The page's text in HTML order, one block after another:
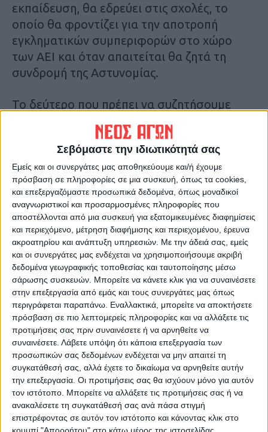
Σεβόμαστε την ιδιωτικότητά σας
Εμείς και οι συνεργάτες μας αποθηκεύουμε και/ή έχουμε
πρόσβαση σε πληροφορίες σε μια συσκευή, όπως τα cookies,
και επεξεργαζόμαστε προσωπικά δεδομένα, όπως μοναδικοί
αναγνωριστικοί και προσαρμοσμένες πληροφορίες που
αποστέλλονται από μια συσκευή για εξατομικευμένες διαφημίσεις
και περιεχόμενο, μέτρηση διαφήμισης και περιεχομένου, έρευνα
ακροατηρίου και ανάπτυξη υπηρεσιών. Με την άδειά σας, εμείς
και οι συνεργάτες μας ενδέχεται να χρησιμοποιήσουμε ακριβή
δεδομένα γεωγραφικής τοποθεσίας και ταυτοποίησης μέσω
σάρωσης συσκευών. Μπορείτε να κάνετε κλικ για να συναινέσετε
στην επεξεργασία από εμάς και τους συνεργάτες μας όπως
περιγράφεται παραπάνω. Εναλλακτικά, μπορείτε να αποκτήσετε
πρόσβαση σε πιο λεπτομερείς πληροφορίες και να αλλάξετε τις
προτιμήσεις σας πριν συναινέσετε ή να αρνηθείτε να
συναινέσετε. Λάβετε υπόψη ότι κάποια επεξεργασία των
προσωπικών σας δεδομένων ενδέχεται να μην απαιτεί τη
συγκατάθεσή σας, αλλά έχετε το δικαίωμα να αρνηθείτε αυτήν
την επεξεργασία. Οι προτιμήσεις σας θα ισχύουν μόνο για αυτόν
τον ιστότοπο. Μπορείτε να αλλάξετε τις προτιμήσεις σας ή να
ανακαλέσετε τη συγκατάθεσή σας ανά πάσα στιγμή
επιστρέφοντας σε αυτόν τον ιστότοπο και κάνοντας κλικ στο
εκπαίδευση, θα εδρεύει στις σχολές, το
οποίο θα φροντίζει για την αποτροπή
εγκληματικών συμπεριφορών στο χώρο
των ΑΕΙ και όταν απαιτείται θα ζητά τη
συνδρομή της Αστυνομίας.
Το δεύτερο που πρέπει να συζητήσουμε
μέτρα ασφάλειας που διαθέτουν τα
Πανεπιστήμια σε όλα τα επίπεδα. Ποια
μέτρα δουλεύουν ποια δεν δουλεύουν. Τον
έλεγχο της εισόδου και της πρόσβασης στις
εγκαταστάσεις, μέχρι το φωτισμό, τις
περιφράξεις, τη χρήση τεχνικών μέσων
όπως κλειστά κυκλώματα παρακολούθησης
των χώρων.
Και το τρίτο αφορά στην αυστηροποίηση
της ποινικής νομοθεσίας για αδικήματα τα
οποία τελούνται σε περιοχές της
πανεπιστημιακής κοινότητας. Εννοείται ότι
μέχρι να προχωρήσουμε στις αναγκαίες
αλλαγές θα πρέπει να ενεργοποιηθούν
διατάξεις που ήδη ισχύουν, όμως συναντούν
τον δισταγμό ή μερικές φορές και τον φόβο
εκείνων που οφείλουν να τις θέσουν σε
κίνηση. Και εδώ ο δικός σας ρόλος, ο ρόλος